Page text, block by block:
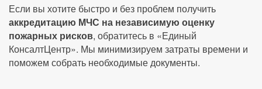
Если вы хотите быстро и без проблем получить
аккредитацию МЧС на независимую оценку
пожарных рисков, обратитесь в «Единый
КонсалтЦентр». Мы минимизируем затраты времени и
поможем собрать необходимые документы.